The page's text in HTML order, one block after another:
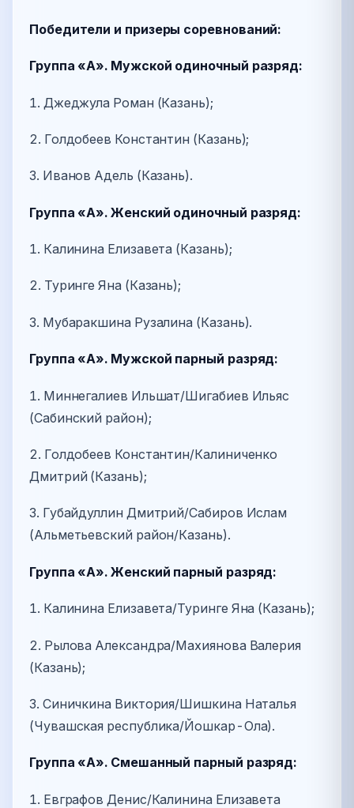
Победители и призеры соревнований:
Группа «А». Мужской одиночный разряд:
1. Джеджула Роман (Казань);
2. Голдобеев Константин (Казань);
3. Иванов Адель (Казань).
Группа «А». Женский одиночный разряд:
1. Калинина Елизавета (Казань);
2. Туринге Яна (Казань);
3. Мубаракшина Рузалина (Казань).
Группа «А». Мужской парный разряд:
1. Миннегалиев Ильшат/Шигабиев Ильяс
(Сабинский район);
2. Голдобеев Константин/Калиниченко
Дмитрий (Казань);
3. Губайдуллин Дмитрий/Сабиров Ислам
(Альметьевский район/Казань).
Группа «А». Женский парный разряд:
1. Калинина Елизавета/Туринге Яна (Казань);
2. Рылова Александра/Махиянова Валерия
(Казань);
3. Синичкина Виктория/Шишкина Наталья
(Чувашская республика/Йошкар-Ола).
Группа «А». Смешанный парный разряд:
1. Евграфов Денис/Калинина Елизавета